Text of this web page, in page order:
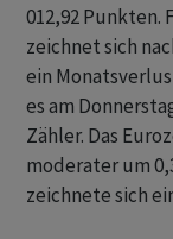
012,92 Punkten.
zeichnet sich
ein
es am
Zähler. Das
moderater um
zeichnete sich